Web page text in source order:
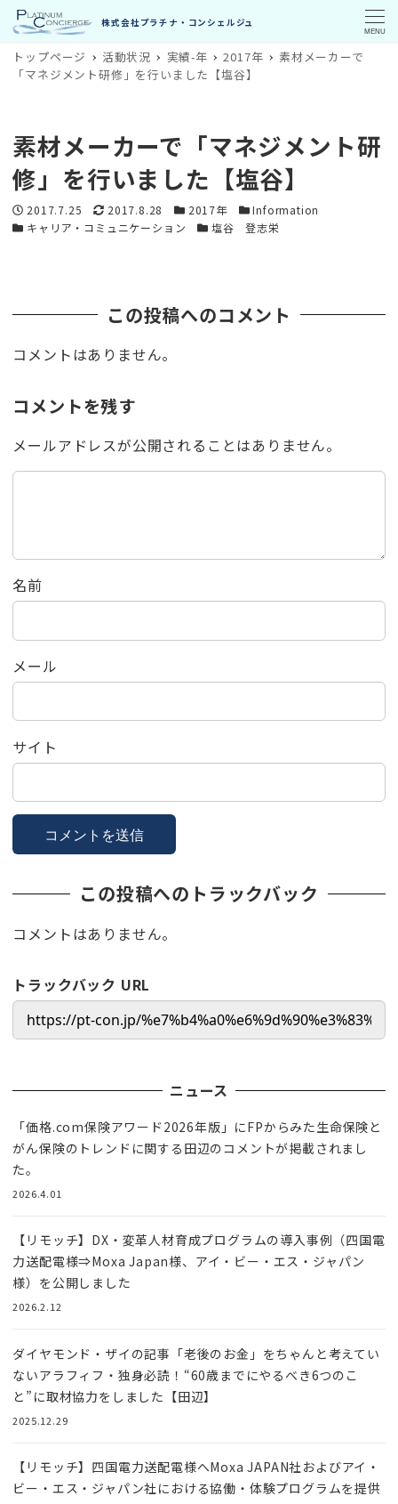
MENU
トップページ 活動状況 実績-年 2017年
素材メーカーで
「マネジメント研修」を行いました【塩谷】
素材メーカーで「マネジメント研
修」を行いました【塩谷】
投稿日
2017.7.25 更新日
2017.8.28 カテゴリー
2017年 カテゴリー
Information
カテゴリー
キャリア・コミュニケーション カテゴリー
塩谷 登志栄
この投稿へのコメント
コメントはありません。
コメントを残す
メールアドレスが公開されることはありません。
名前
メール
サイト
この投稿へのトラックバック
コメントはありません。
トラックバック URL
ニュース
「価格.com保険アワード2026年版」にFPからみた生命保険と
がん保険のトレンドに関する田辺のコメントが掲載されまし
た。
2026.4.01
【リモッチ】DX・変革人材育成プログラムの導入事例（四国電
力送配電様⇒Moxa Japan様、アイ・ビー・エス・ジャパン
様）を公開しました
2026.2.12
ダイヤモンド・ザイの記事「老後のお金」をちゃんと考えてい
ないアラフィフ・独身必読！“60歳までにやるべき6つのこ
と”に取材協力をしました【田辺】
2025.12.29
【リモッチ】四国電⼒送配電様へMoxa JAPAN社およびアイ・
ビー・エス・ジャパン社における協働・体験プログラムを提供